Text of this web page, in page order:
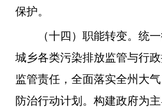
保护。
（十四）职能转变。统一
城乡各类污染排放监管与行
监管责任，全面落实全州大
防治行动计划。构建政府为